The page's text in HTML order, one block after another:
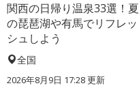
関西の日帰り温泉33選！夏
の琵琶湖や有馬でリフレッ
シュしよう
全国
2026年8月9日 17:28更新